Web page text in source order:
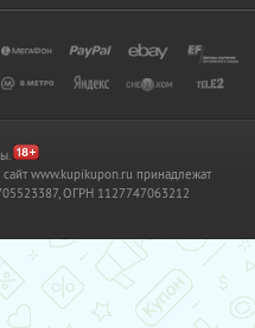
www.kupikupon.ru принадлежат
ОГРН 1127747063212